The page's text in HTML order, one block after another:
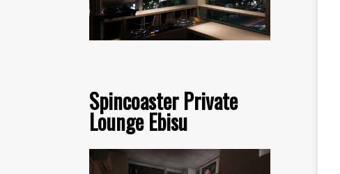
Spincoaster Private
Lounge Ebisu